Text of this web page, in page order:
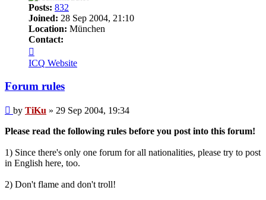
Posts: 832
Joined: 28 Sep 2004, 21:10
Location: München
Contact:
TiKu
ICQ Website
Forum rules
Post
by TiKu » 29 Sep 2004, 19:34
Please read the following rules before you post into this forum!
1) Since there's only one forum for all nationalities, please try to post
in English here, too.
2) Don't flame and don't troll!